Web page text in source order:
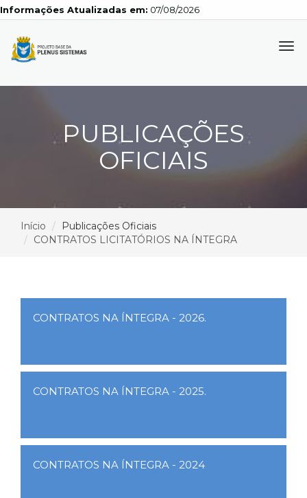
Atualizadas em: 07/08/2026
PUBLICAÇÕES
OFICIAIS
Início
Publicações Oficiais
CONTRATOS LICITATÓRIOS NA ÍNTEGRA
CONTRATOS NA ÍNTEGRA - 2026.
CONTRATOS NA ÍNTEGRA - 2025.
CONTRATOS NA ÍNTEGRA - 2024